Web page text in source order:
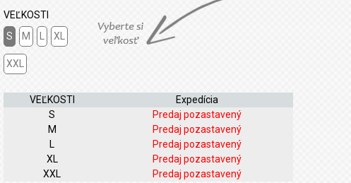
VEĽKOSTI
S
M XL
XXL
VEĽKOSTI
Expedícia
S
Predaj pozastavený
M
Predaj pozastavený
L
Predaj pozastavený
XL
Predaj pozastavený
XXL
Predaj pozastavený